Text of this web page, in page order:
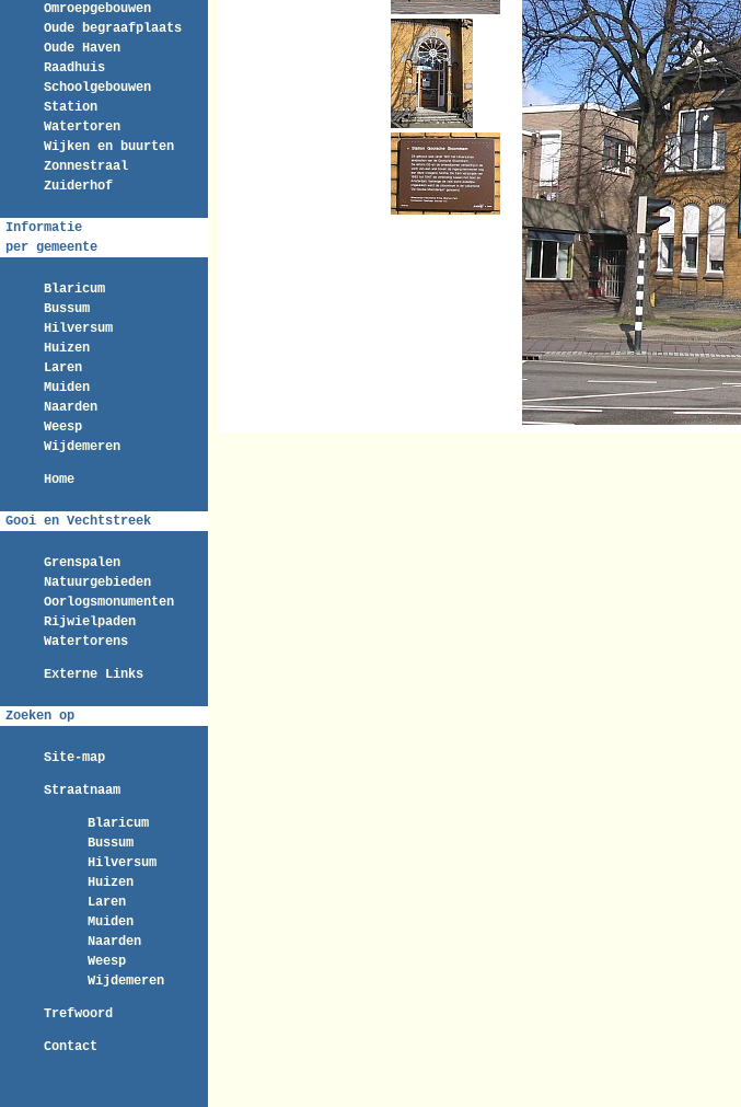
Omroepgebouwen
Oude begraafplaats
Oude Haven
Raadhuis
Schoolgebouwen
Station
Watertoren
Wijken en buurten
Zonnestraal
Zuiderhof
Informatie
per gemeente
Blaricum
Bussum
Hilversum
Huizen
Laren
Muiden
Naarden
Weesp
Wijdemeren
Home
Gooi en Vechtstreek
Grenspalen
Natuurgebieden
Oorlogsmonumenten
Rijwielpaden
Watertorens
Externe Links
Zoeken op
Site-map
Straatnaam
Blaricum
Bussum
Hilversum
Huizen
Laren
Muiden
Naarden
Weesp
Wijdemeren
Trefwoord
Contact